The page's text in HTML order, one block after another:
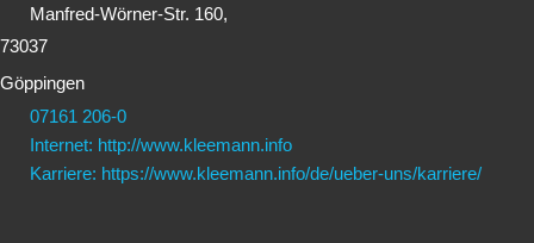
Manfred-Wörner-Str. 160,
73037
Göppingen
07161 206-0
Internet: http://www.kleemann.info
Karriere: https://www.kleemann.info/de/ueber-uns/karriere/